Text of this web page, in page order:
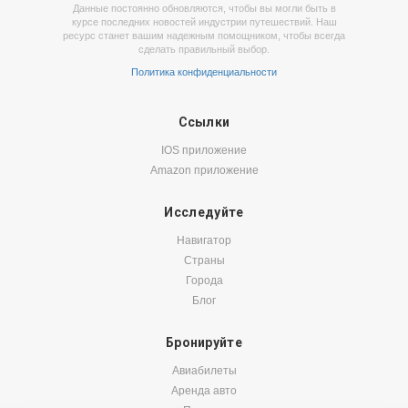
Данные постоянно обновляются, чтобы вы могли быть в
курсе последних новостей индустрии путешествий. Наш
ресурс станет вашим надежным помощником, чтобы всегда
сделать правильный выбор.
Политика конфиденциальности
Ссылки
IOS приложение
Amazon приложение
Исследуйте
Навигатор
Страны
Города
Блог
Бронируйте
Авиабилеты
Аренда авто